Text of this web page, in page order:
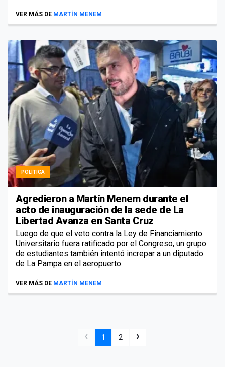
VER MÁS DE MARTÍN MENEM
POLÍTICA
Agredieron a Martín Menem durante el
acto de inauguración de la sede de La
Libertad Avanza en Santa Cruz
Luego de que el veto contra la Ley de Financiamiento
Universitario fuera ratificado por el Congreso, un grupo
de estudiantes también intentó increpar a un diputado
de La Pampa en el aeropuerto.
VER MÁS DE MARTÍN MENEM
‹ 1 2 ›